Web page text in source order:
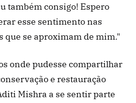
também consigo! Espero
esse sentimento nas
que se aproximam de mim."
onde pudesse compartilhar
e restauração
Mishra a se sentir parte